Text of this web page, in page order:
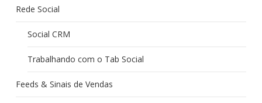
Rede Social
Social CRM
Trabalhando com o Tab Social
Feeds & Sinais de Vendas